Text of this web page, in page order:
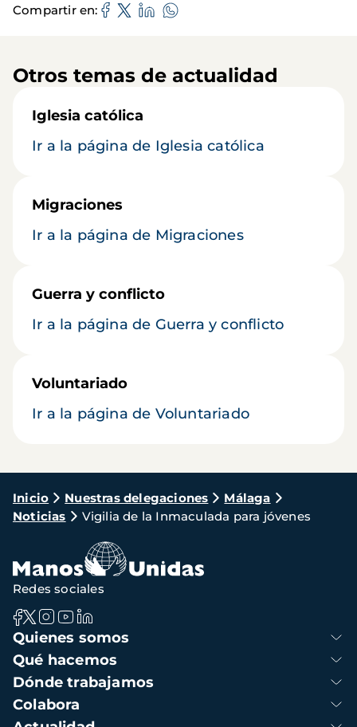
Compartir en
Otros temas de actualidad
Iglesia católica
Ir a la página de Iglesia católica
Migraciones
Ir a la página de Migraciones
Guerra y conflicto
Ir a la página de Guerra y conflicto
Voluntariado
Ir a la página de Voluntariado
Ruta
de
navegación
Inicio Nuestras delegaciones
Málaga
Noticias
Vigilia de la Inmaculada para jóvenes
Navegación
principal
Quienes somos
Qué hacemos
Dónde trabajamos
Colabora
Redes sociales